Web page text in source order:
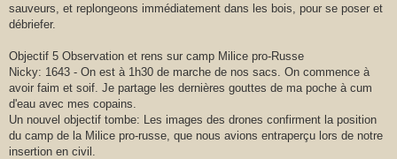
sauveurs, et replongeons immédiatement dans les bois, pour se poser et
débriefer.
Objectif 5 Observation et rens sur camp Milice pro-Russe
Nicky: 1643 - On est à 1h30 de marche de nos sacs. On commence à
avoir faim et soif. Je partage les dernières gouttes de ma poche à cum
d'eau avec mes copains.
Un nouvel objectif tombe: Les images des drones confirment la position
du camp de la Milice pro-russe, que nous avions entraperçu lors de notre
insertion en civil.